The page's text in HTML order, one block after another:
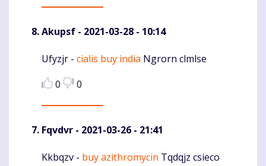
Akupsf - 2021-03-28 - 10:14
Komentaras
Ufyzjr - cialis buy india Ngrorn clmlse
0
0
Fqvdvr - 2021-03-26 - 21:41
Komentaras
Kkbqzv - buy azithromycin Tqdqjz csieco